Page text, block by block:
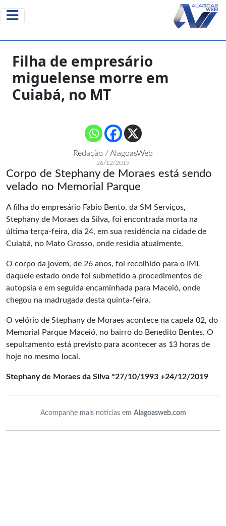
Filha de empresário
miguelense morre em
Cuiabá, no MT
Redação / AlagoasWeb
26/12/2019
Corpo de Stephany de Moraes está sendo
velado no Memorial Parque
A filha do empresário Fabio Bento, da SM Serviços,
Stephany de Moraes da Silva, foi encontrada morta na
última terça-feira, dia 24, em sua residência na cidade de
Cuiabá, no Mato Grosso, onde residia atualmente.
O corpo da jovem, de 26 anos, foi recolhido para o IML
daquele estado onde foi submetido a procedimentos de
autopsia e em seguida encaminhada para Maceió, onde
chegou na madrugada desta quinta-feira.
O velório de Stephany de Moraes acontece na capela 02, do
Memorial Parque Maceió, no bairro do Benedito Bentes. O
sepultamento está previsto para acontecer as 13 horas de
hoje no mesmo local.
Stephany de Moraes da Silva *27/10/1993 +24/12/2019
Acompanhe mais notícias em Alagoasweb.com